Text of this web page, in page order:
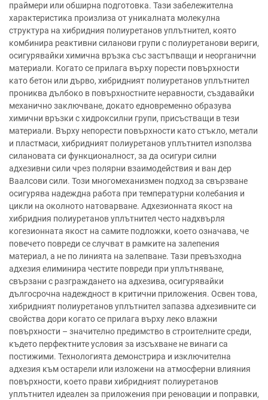
праймери или обширна подготовка. Тази забележителна
характеристика произлиза от уникалната молекулна
структура на хибридния полиуретанов уплътнител, която
комбинира реактивни силанови групи с полиуретанови вериги,
осигурявайки химична връзка със застъпващи и неорганични
материали. Когато се прилага върху порести повърхности
като бетон или дърво, хибридният полиуретанов уплътнител
прониква дълбоко в повърхностните неравности, създавайки
механично заключване, докато едновременно образува
химични връзки с хидроксилни групи, присъстващи в тези
материали. Върху непорести повърхности като стъкло, метали
и пластмаси, хибридният полиуретанов уплътнител използва
силановата си функционалност, за да осигури силни
адхезивни сили чрез полярни взаимодействия и ван дер
Ваалсови сили. Този многомеханизмен подход за свързване
осигурява надеждна работа при температурни колебания и
цикли на околното натоварване. Адхезионната якост на
хибридния полиуретанов уплътнител често надхвърля
когезионната якост на самите подложки, което означава, че
повечето повреди се случват в рамките на залепения
материал, а не по линията на залепване. Тази превъзходна
адхезия елиминира честите повреди при уплътняване,
свързани с разграждането на адхезива, осигурявайки
дългосрочна надеждност в критични приложения. Освен това,
хибридният полиуретанов уплътнител запазва адхезивните си
свойства дори когато се прилага върху леко влажни
повърхности – значително предимство в строителните среди,
където перфектните условия за изсъхване не винаги са
постижими. Технологията демонстрира и изключителна
адхезия към остарели или изложени на атмосферни влияния
повърхности, което прави хибридният полиуретанов
уплътнител идеален за приложения при реновации и поправки,